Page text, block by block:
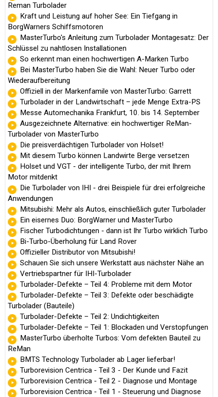
Reman Turbolader
Kraft und Leistung auf hoher See: Ein Tiefgang in
BorgWarners Schiffsmotoren
MasterTurbo's Anleitung zum Turbolader Montagesatz: Der
Schlüssel zu nahtlosen Installationen
So erkennt man einen hochwertigen A-Marken Turbo
Bei MasterTurbo haben Sie die Wahl: Neuer Turbo oder
Wiederaufbereitung
Offiziell in der Markenfamile von MasterTurbo: Garrett
Turbolader in der Landwirtschaft – jede Menge Extra-PS
Messe Automechanika Frankfurt, 10. bis 14. September
Ausgezeichnete Alternative: ein hochwertiger ReMan-
Turbolader von MasterTurbo
Die preisverdächtigen Turbolader von Holset!
Mit diesem Turbo können Landwirte Berge versetzen
Holset und VGT - der intelligente Turbo, der mit Ihrem
Motor mitdenkt
Die Turbolader von IHI - drei Beispiele für drei erfolgreiche
Anwendungen
Mitsubishi: Mehr als Autos, einschließlich guter Turbolader
Ein eisernes Duo: BorgWarner und MasterTurbo
Fischer Turbodichtungen - dann ist Ihr Turbo wirklich Turbo
Bi-Turbo-Überholung für Land Rover
Offizieller Distributor von Mitsubishi!
Schauen Sie sich unsere Werkstatt aus nächster Nähe an
Vertriebspartner für IHI-Turbolader
Turbolader-Defekte – Teil 4: Probleme mit dem Motor
Turbolader-Defekte – Teil 3: Defekte oder beschädigte
Turbolader (Bauteile)
Turbolader-Defekte – Teil 2: Undichtigkeiten
Turbolader-Defekte – Teil 1: Blockaden und Verstopfungen
MasterTurbo überholte Turbos: Vom defekten Bauteil zu
ReMan
BMTS Technology Turbolader ab Lager lieferbar!
Turborevision Centrica - Teil 3 - Der Kunde und Fazit
Turborevision Centrica - Teil 2 - Diagnose und Montage
Turborevision Centrica - Teil 1 - Steuerung und Diagnose